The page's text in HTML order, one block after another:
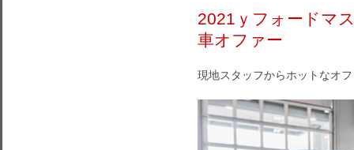
2021ｙフォードマ
車オファー
現地スタッフからホットなオ